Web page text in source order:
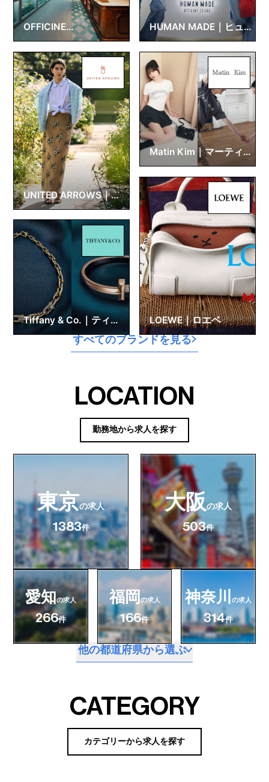
すべてのブランドを見る
OFFICINE
UNIVERSELLE BULY｜
オフィシーヌ・ユニヴ
ェルセル・ビュリー
HUMAN MADE｜ヒュ
ーマンメイド
UNITED ARROWS｜ユ
ナイテッドアローズ
Matin Kim｜マーティ
ンキム
Tiffany & Co.｜ティフ
ァニー
LOEWE｜ロエベ
LOCATION
勤務地から求人を探す
他の都道府県から選ぶ
東京の求人
1383件
大阪の求人
503件
愛知の求人
266件
福岡の求人
166件
神奈川の求人
314件
CATEGORY
カテゴリーから求人を探す